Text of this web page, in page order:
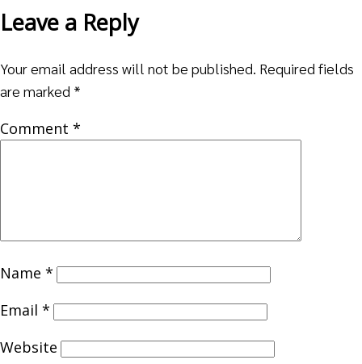
Leave a Reply
Your email address will not be published. Required fields
are marked *
Comment *
Name *
Email *
Website